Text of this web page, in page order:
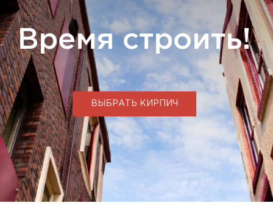
Время строить!
ВЫБРАТЬ КИРПИЧ